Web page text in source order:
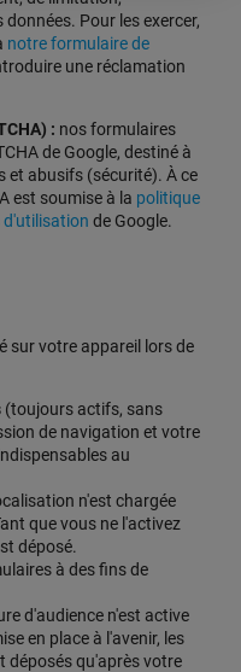
Pour les exercer,
notre formulaire de
une réclamation
: nos formulaires
de Google, destiné à
et abusifs (sécurité). À ce
est soumise à la politique
de Google.
sur votre appareil lors de
(toujours actifs, sans
de navigation et votre
au
n'est chargée
que vous ne l'activez
déposé.
à des fins de
d'audience n'est active
en place à l'avenir, les
déposés qu'après votre